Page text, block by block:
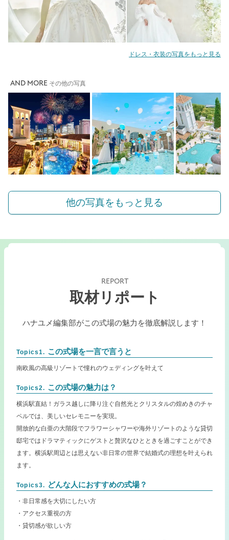
ドレス・衣装の写真をもっと見る
AND MORE その他の写真
他の写真をもっと見る
REPORT
取材リポート
ハナユメ編集部がこの式場の魅力を徹底解説します！
Topics1. この式場を一言で言うと
南欧風の高級リゾートで憧れのウェディングを叶えて
Topics2. この式場の魅力は？
横浜駅直結！ガラス越しに降り注ぐ自然光とクリスタルの煌めきのチャ
ペルでは、美しいセレモニーを実現。
開放的な白亜の大階段でフラワーシャワーや海外リゾートのような貸切
邸宅ではドラマティックにゲストと贅沢なひとときを過ごすことができ
ます。横浜駅周辺とは思えない非日常の世界で結婚式の理想を叶えられ
ます。
Topics3. どんな人におすすめの式場？
・非日常感を大切にしたい方
・アクセス重視の方
・貸切感が欲しい方